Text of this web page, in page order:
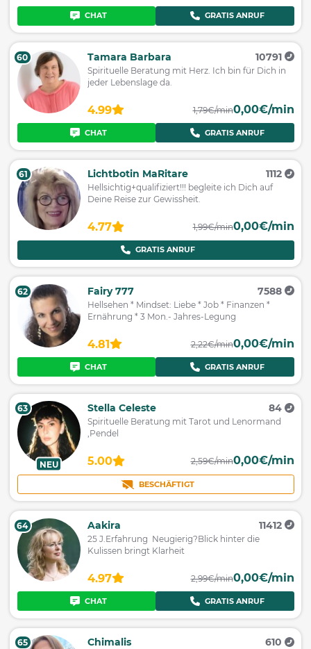
CHAT GRATIS ANRUF
60 Tamara Barbara 10791
Spirituelle Beratung mit Herz. Ich bin für Dich in
jeder Lebenslage da.
4.99 1,79€/min0,00€/min
CHAT GRATIS ANRUF
61 Lichtbotin MaRitare 1112
Hellsichtig+qualifiziert!!! begleite ich Dich auf
Deine Reise zur Gewissheit.
4.77 1,99€/min0,00€/min
GRATIS ANRUF
62 Fairy 777 7588
Hellsehen * Mindset: Liebe * Job * Finanzen *
Ernährung * 3 Mon.- Jahres-Legung
4.81 2,22€/min0,00€/min
CHAT GRATIS ANRUF
NEU
63 Stella Celeste 84
Spirituelle Beratung mit Tarot und Lenormand
,Pendel
5.00 2,59€/min0,00€/min
BESCHÄFTIGT
64 Aakira 11412
25 J.Erfahrung Neugierig?Blick hinter die
Kulissen bringt Klarheit
4.97 2,99€/min0,00€/min
CHAT GRATIS ANRUF
65 Chimalis 610